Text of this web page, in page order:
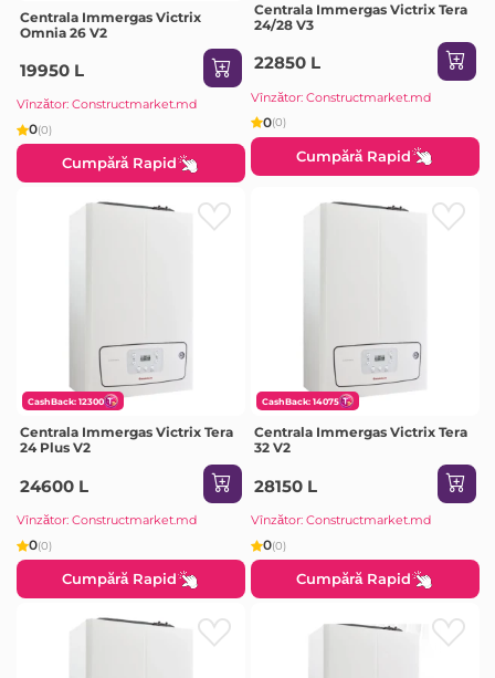
Centrala Immergas Victrix
Omnia 26 V2
19950 L
Vînzător: Constructmarket.md
0(0)
Cumpără Rapid
Centrala Immergas Victrix Tera
24/28 V3
22850 L
Vînzător: Constructmarket.md
0(0)
Cumpără Rapid
CashBack: 12300
Centrala Immergas Victrix Tera
24 Plus V2
24600 L
Vînzător: Constructmarket.md
0(0)
Cumpără Rapid
CashBack: 14075
Centrala Immergas Victrix Tera
32 V2
28150 L
Vînzător: Constructmarket.md
0(0)
Cumpără Rapid